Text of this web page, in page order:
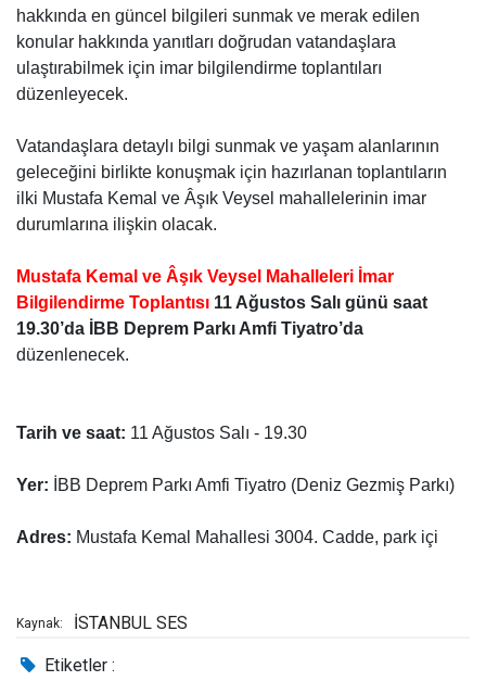
hakkında en güncel bilgileri sunmak ve merak edilen
konular hakkında yanıtları doğrudan vatandaşlara
ulaştırabilmek için imar bilgilendirme toplantıları
düzenleyecek.
Vatandaşlara detaylı bilgi sunmak ve yaşam alanlarının
geleceğini birlikte konuşmak için hazırlanan toplantıların
ilki Mustafa Kemal ve Âşık Veysel mahallelerinin imar
durumlarına ilişkin olacak.
Mustafa Kemal ve Âşık Veysel Mahalleleri İmar
Bilgilendirme Toplantısı 11 Ağustos Salı günü saat
19.30’da İBB Deprem Parkı Amfi Tiyatro’da
düzenlenecek.
Tarih ve saat: 11 Ağustos Salı - 19.30
Yer: İBB Deprem Parkı Amfi Tiyatro (Deniz Gezmiş Parkı)
Adres: Mustafa Kemal Mahallesi 3004. Cadde, park içi
Kaynak: İSTANBUL SES
Etiketler :